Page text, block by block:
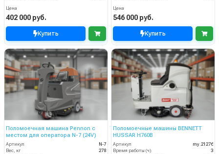
Цена
402 000 руб.
Купить
Цена
546 000 руб.
Купить
Поломоечная машина Pennon с
местом для оператора N-7 (24V)
Артикул
N-7
Вес, кг
278
Поломоечные машины BENNETT
HUSSAR H760B
Артикул
my.21276
Время работы (ч)
3